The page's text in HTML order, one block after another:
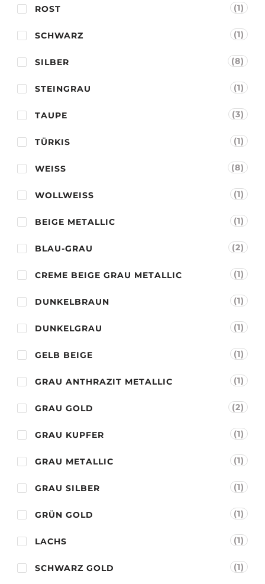
ROST (1)
SCHWARZ (1)
SILBER (8)
STEINGRAU (1)
TAUPE (3)
TÜRKIS (1)
WEISS (8)
WOLLWEISS (1)
BEIGE METALLIC (1)
BLAU-GRAU (2)
CREME BEIGE GRAU METALLIC (1)
DUNKELBRAUN (1)
DUNKELGRAU (1)
GELB BEIGE (1)
GRAU ANTHRAZIT METALLIC (1)
GRAU GOLD (2)
GRAU KUPFER (1)
GRAU METALLIC (1)
GRAU SILBER (1)
GRÜN GOLD (1)
LACHS (1)
SCHWARZ GOLD (1)